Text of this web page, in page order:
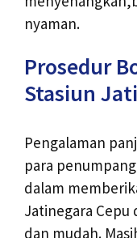
nyaman.
Prosedur
Stasiun
Pengalaman
para
dalam
Jatinegara Cepu
dan mudah.